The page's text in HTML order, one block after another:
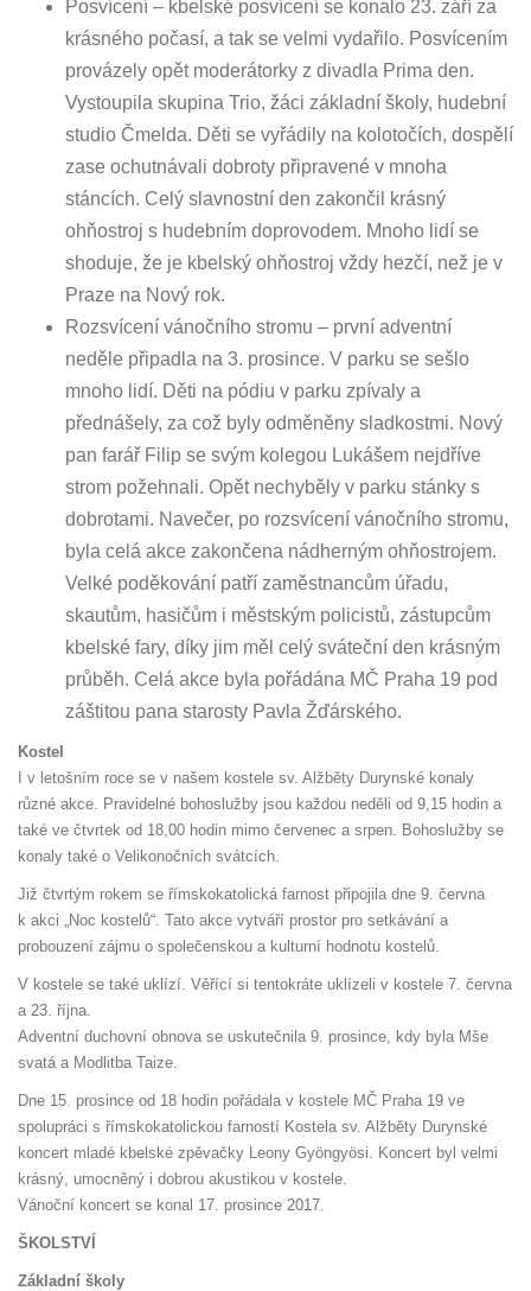
Posvícení – kbelské posvícení se konalo 23. září za
krásného počasí, a tak se velmi vydařilo. Posvícením
provázely opět moderátorky z divadla Prima den.
Vystoupila skupina Trio, žáci základní školy, hudební
studio Čmelda. Děti se vyřádily na kolotočích, dospělí
zase ochutnávali dobroty připravené v mnoha
stáncích. Celý slavnostní den zakončil krásný
ohňostroj s hudebním doprovodem. Mnoho lidí se
shoduje, že je kbelský ohňostroj vždy hezčí, než je v
Praze na Nový rok.
Rozsvícení vánočního stromu – první adventní
neděle připadla na 3. prosince. V parku se sešlo
mnoho lidí. Děti na pódiu v parku zpívaly a
přednášely, za což byly odměněny sladkostmi. Nový
pan farář Filip se svým kolegou Lukášem nejdříve
strom požehnali. Opět nechyběly v parku stánky s
dobrotami. Navečer, po rozsvícení vánočního stromu,
byla celá akce zakončena nádherným ohňostrojem.
Velké poděkování patří zaměstnancům úřadu,
skautům, hasičům i městským policistů, zástupcům
kbelské fary, díky jim měl celý sváteční den krásným
průběh. Celá akce byla pořádána MČ Praha 19 pod
záštitou pana starosty Pavla Žďárského.
Kostel
I v letošním roce se v našem kostele sv. Alžběty Durynské konaly
různé akce. Pravidelné bohoslužby jsou každou neděli od 9,15 hodin a
také ve čtvrtek od 18,00 hodin mimo červenec a srpen. Bohoslužby se
konaly také o Velikonočních svátcích.
Již čtvrtým rokem se římskokatolická farnost připojila dne 9. června
k akci „Noc kostelů“. Tato akce vytváří prostor pro setkávání a
probouzení zájmu o společenskou a kulturní hodnotu kostelů.
V kostele se také uklízí. Věřící si tentokráte uklízeli v kostele 7. června
a 23. října.
Adventní duchovní obnova se uskutečnila 9. prosince, kdy byla Mše
svatá a Modlitba Taize.
Dne 15. prosince od 18 hodin pořádala v kostele MČ Praha 19 ve
spolupráci s římskokatolickou farností Kostela sv. Alžběty Durynské
koncert mladé kbelské zpěvačky Leony Gyöngyösi. Koncert byl velmi
krásný, umocněný i dobrou akustikou v kostele.
Vánoční koncert se konal 17. prosince 2017.
ŠKOLSTVÍ
Základní školy